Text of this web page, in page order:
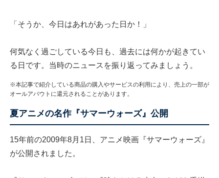
「そうか、今日はあれがあった日か！」
何気なく過ごしている今日も、過去には何かが起きてい
る日です。当時のニュースを振り返ってみましょう。
※本記事で紹介している商品の購入やサービスの利用により、売上の一部が
オールアバウトに還元されることがあります。
夏アニメの名作『サマーウォーズ』公開
15年前の2009年8月1日、アニメ映画『サマーウォーズ』
が公開されました。